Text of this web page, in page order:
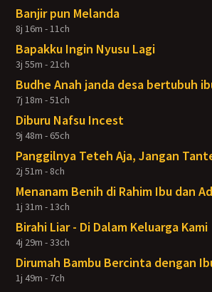
Banjir pun Melanda
8j 16m - 11ch
Bapakku Ingin Nyusu Lagi
3j 55m - 21ch
Budhe Anah janda desa bertubuh
7j 18m - 51ch
Diburu Nafsu Incest
9j 48m - 65ch
Panggilnya Teteh Aja, Jangan
2j 51m - 8ch
Menanam Benih di Rahim Ibu dan
1j 31m - 13ch
Birahi Liar - Di Dalam Keluarga Kami
4j 29m - 33ch
Dirumah Bambu Bercinta dengan
1j 49m - 7ch